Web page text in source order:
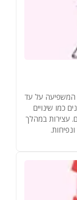
המשפיעה על עד
כמו שינויים
עצירות במהלך